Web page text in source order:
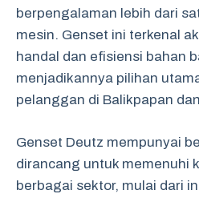
berpengalaman lebih dari
mesin. Genset ini terkenal
handal dan efisiensi bahan
menjadikannya pilihan
pelanggan di Balikpapan
Genset Deutz mempunyai
dirancang untuk memenuhi
berbagai sektor, mulai dari